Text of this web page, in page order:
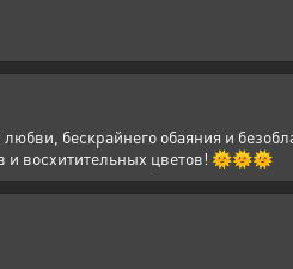
бескрайнего обаяния и
и восхитительных цветов! 🌞🌞🌞